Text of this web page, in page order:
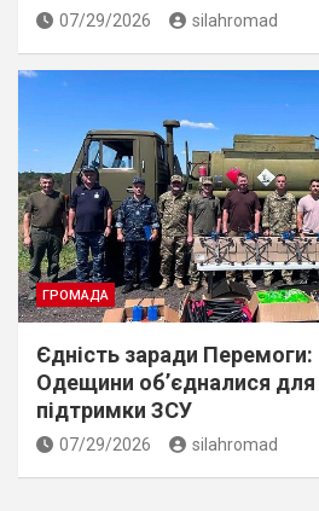
07/29/2026 silahromad
ГРОМАДА
Єдність заради Перемоги:
Одещини об’єдналися для
підтримки ЗСУ
07/29/2026 silahromad